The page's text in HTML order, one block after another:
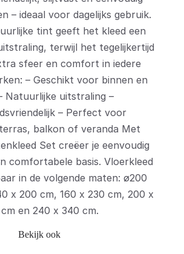
– ideaal voor dagelijks gebruik.
tint geeft het kleed een
terwijl het tegelijkertijd
sfeer en comfort in iedere
– Geschikt voor binnen en
Natuurlijke uitstraling –
– Perfect voor
balkon of veranda Met
Set creëer je eenvoudig
comfortabele basis. Vloerkleed
in de volgende maten: ø200
x 200 cm, 160 x 230 cm, 200 x
en 240 x 340 cm.
Bekijk ook